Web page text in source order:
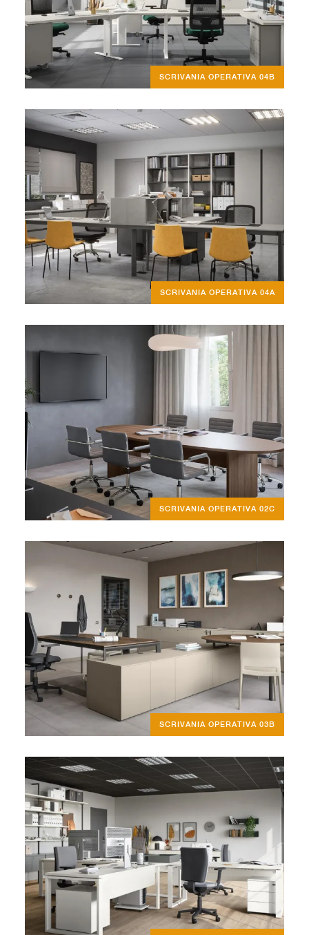
SCRIVANIA OPERATIVA 04B
SCRIVANIA OPERATIVA 04A
SCRIVANIA OPERATIVA 02C
SCRIVANIA OPERATIVA 03B